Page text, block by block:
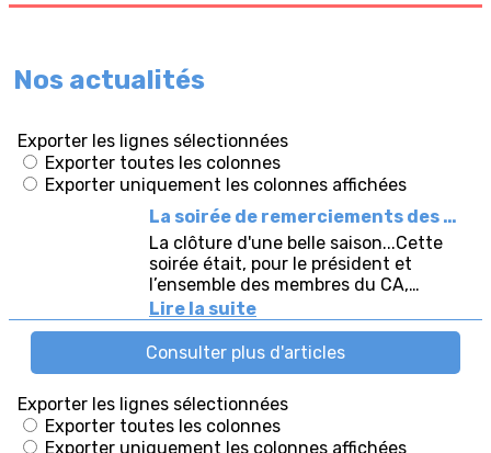
Nos actualités